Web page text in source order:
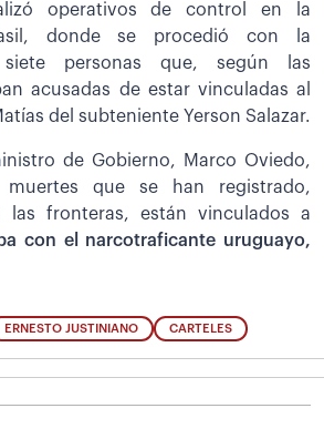
operativos de control en la
donde se procedió con la
personas que, según las
acusadas de estar vinculadas al
del subteniente Yerson Salazar.
de Gobierno, Marco Oviedo,
que se han registrado,
las fronteras, están vinculados a
con el narcotraficante uruguayo,
ERNESTO JUSTINIANO CARTELES